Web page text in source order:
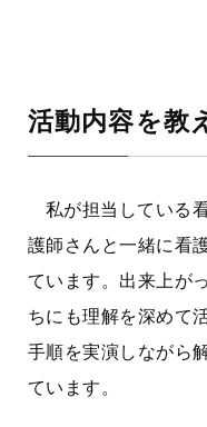
活動内容を教
私が担当している
護師さんと一緒に看
ています。出来上が
ちにも理解を深めて
手順を実演しながら
ています。